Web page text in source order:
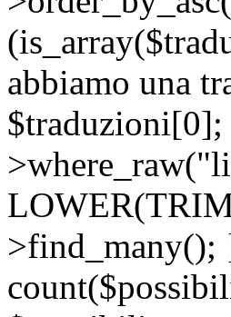
abbiamo una
>find_many();